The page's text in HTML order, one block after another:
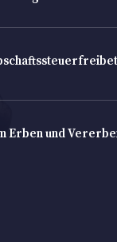
Erben und